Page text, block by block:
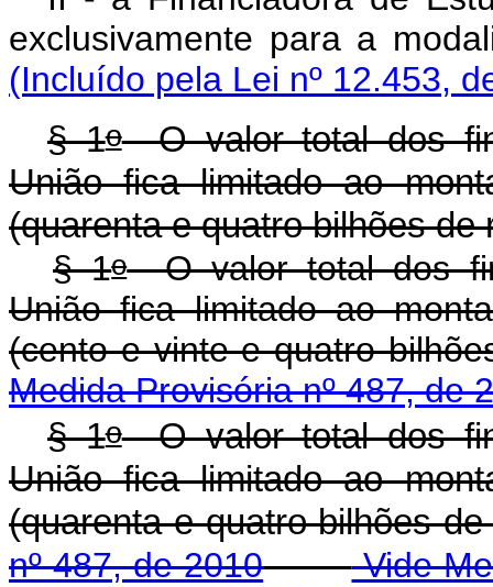
exclusivamente para a
(Incluído pela Lei nº 12.453,
§ 1oO valor total dos
União fica limitado ao
(quarenta e quatro bilhões de
§ 1oO valor total dos
União fica limitado ao
(cento e vinte e quatro
Medida Provisória nº 487, de
§ 1oO valor total dos
União fica limitado ao
(quarenta e quatro
nº 487, de 2010
Vide